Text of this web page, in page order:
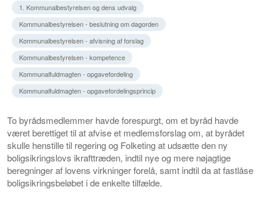
1. Kommunalbestyrelsen og dens udvalg
Kommunalbestyrelsen - beslutning om dagorden
Kommunalbestyrelsen - afvisning af forslag
Kommunalbestyrelsen - kompetence
Kommunalfuldmagten - opgavefordeling
Kommunalfuldmagten - opgavefordelingsprincip
To byrådsmedlemmer havde forespurgt, om et byråd havde
været berettiget til at afvise et medlemsforslag om, at byrådet
skulle henstille til regering og Folketing at udsætte den ny
boligsikringslovs ikrafttræden, indtil nye og mere nøjagtige
beregninger af lovens virkninger forelå, samt indtil da at fastlåse
boligsikringsbeløbet i de enkelte tilfælde.